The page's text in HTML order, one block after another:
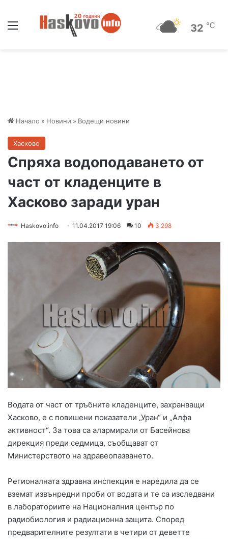
32 ℃
Начало » Новини » Водещи новини
Хасково
Спряха водоподаването от
част от кладенците в
Хасково заради уран
Haskovo.info 11.04.2017 19:06 10 3 298
Водата от част от тръбните кладенците, захранващи
Хасково, е с повишени показатели „Уран“ и „Алфа
активност“. За това са алармирали от Басейнова
дирекция преди седмица, съобщават от
Министерството на здравеопазването.
Регионалната здравна инспекция е наредила да се
вземат извънредни проби от водата и те са изследвани
в лабораториите на Националния център по
радиобиология и радиационна защита. Според
предварителните резултати в четири от деветте